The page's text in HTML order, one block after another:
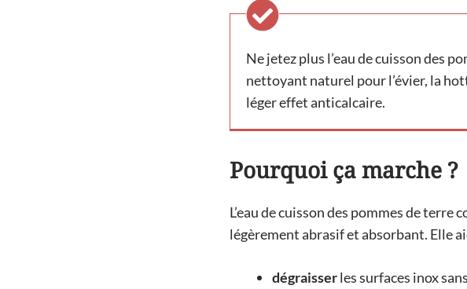
Ne jetez plus l’eau de cuisson des
nettoyant naturel pour l’évier, la
léger effet anticalcaire.
Pourquoi ça marche ?
L’eau de cuisson des pommes de terre
légèrement abrasif et absorbant. Elle
dégraisserles surfaces inox